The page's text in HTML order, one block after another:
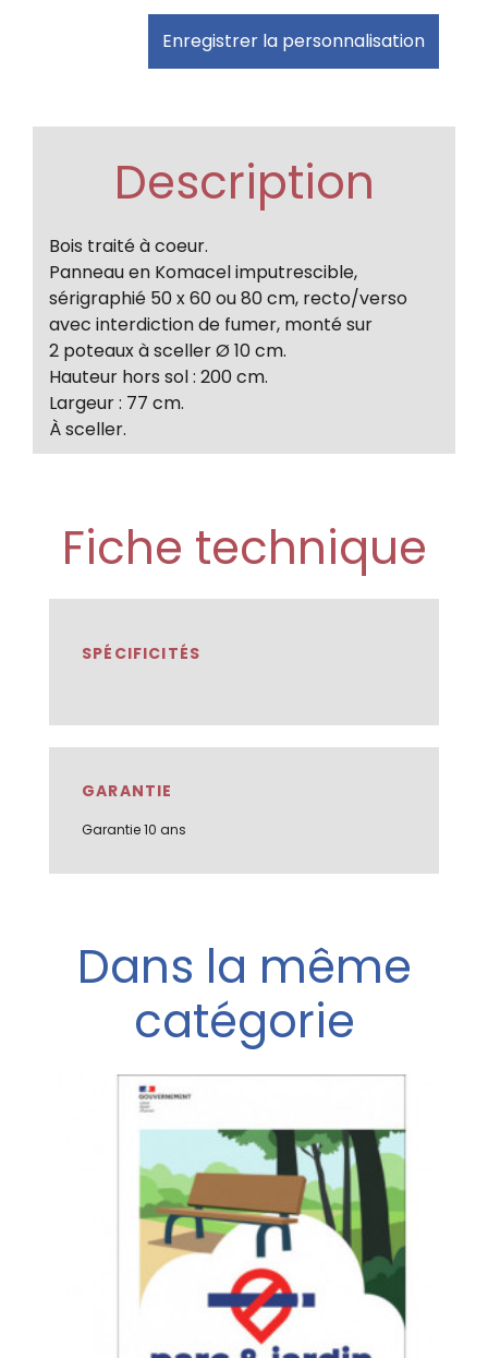
Enregistrer la personnalisation
Description
Bois traité à coeur.
Panneau en Komacel imputrescible,
sérigraphié 50 x 60 ou 80 cm, recto/verso
avec interdiction de fumer, monté sur
2 poteaux à sceller Ø 10 cm.
Hauteur hors sol : 200 cm.
Largeur : 77 cm.
À sceller.
Fiche technique
SPÉCIFICITÉS
GARANTIE
Garantie 10 ans
Dans la même
catégorie